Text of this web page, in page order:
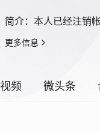
简介： 本人已经注销
更多信息
视频 微头条